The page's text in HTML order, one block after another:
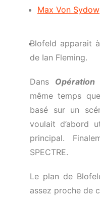
Max Von Sydow
Blofeld apparait
de Ian Fleming.
Dans Opération
même temps
basé sur un
voulait d’abord
principal.
SPECTRE.
Le plan de
assez proche de